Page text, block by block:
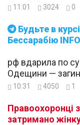
Будьте в курсі подій. Підписуйтесь на
Бессарабію
11:01 3024 0
рф вдарила по
Одещини —
10:31 4050 1
Правоохоронці
затримано